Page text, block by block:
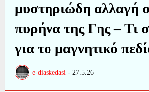
μυστηριώδη αλλαγή
πυρήνα της Γης – Τι
για το μαγνητικό
e-diaskedasi - 27.5.26